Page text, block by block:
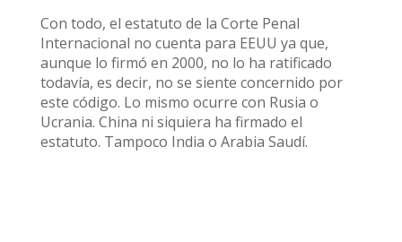
Con todo, el estatuto de la Corte Penal
Internacional no cuenta para EEUU ya que,
aunque lo firmó en 2000, no lo ha ratificado
todavía, es decir, no se siente concernido por
este código. Lo mismo ocurre con Rusia o
Ucrania. China ni siquiera ha firmado el
estatuto. Tampoco India o Arabia Saudí.